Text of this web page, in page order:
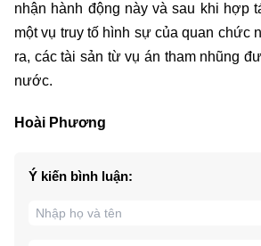
nhận hành động này và sau khi hợp
một vụ truy tố hình sự của quan chức
ra, các tài sản từ vụ án tham nhũng
nước.
Hoài Phương
Ý kiến bình luận: